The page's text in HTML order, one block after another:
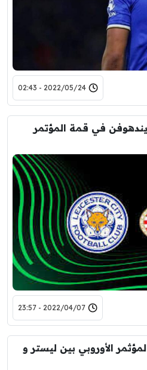
2022/05/24 - 02:43
في قمة المؤتمر
2022/04/07 - 23:57
الأوروبي بين ليستر و